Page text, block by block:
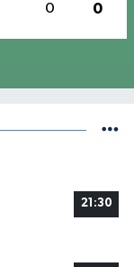
0 0
21:30